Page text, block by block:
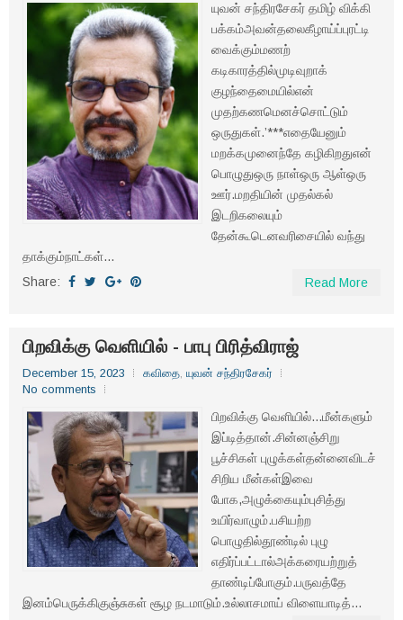
யுவன் சந்திரசேகர் தமிழ் விக்கி
பக்கம்அவன்தலைகீழாய்ப்புரட்டி
வைக்கும்மணற்
கடிகாரத்தில்முடிவுறாக்
குழந்தைமையில்என்
முதற்கணமெனச்சொட்டும்
ஒருதுகள்.’***எதையேனும்
மறக்கமுனைந்தே கழிகிறதுஎன்
பொழுதுஒரு நாள்ஒரு ஆள்ஒரு
ஊர்.மறதியின் முதல்கல்
இடறிகலையும்
தேன்கூடெனவரிசையில் வந்து
தாக்கும்நாட்கள்...
Share:
Read More
பிறவிக்கு வெளியில் - பாபு பிரித்விராஜ்
December 15, 2023 கவிதை, யுவன் சந்திரசேகர்
No comments
பிறவிக்கு வெளியில்...மீன்களும்
இப்டித்தான்.சின்னஞ்சிறு
பூச்சிகள் புழுக்கள்தன்னைவிடச்
சிறிய மீன்கள்இவை
போக,அழுக்கையும்புசித்து
உயிர்வாழும்.பசியற்ற
பொழுதில்தூண்டில் புழு
எதிர்ப்பட்டால்அக்கரையற்றுத்
தாண்டிப்போகும்.பருவத்தே
இனம்பெருக்கிகுஞ்சுகள் சூழ நடமாடும்.உல்லாசமாய் விளையாடித்...